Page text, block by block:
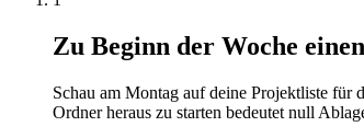
Zu Beginn der Woche
Schau am Montag auf deine Projektliste für
Ordner heraus zu starten bedeutet null